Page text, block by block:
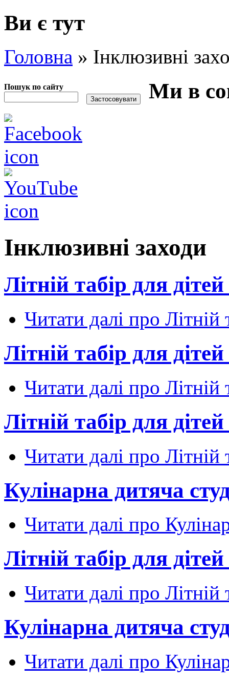
Ви є тут
Головна » Інклюзивні
Пошук по сайту Ми в
Інклюзивні заходи
Літній табір для
Читати далі про Літній
Літній табір для
Читати далі про Літній
Літній табір для
Читати далі про Літній
Кулінарна дитяча
Читати далі про
Літній табір для
Читати далі про Літній
Кулінарна дитяча
Читати далі про